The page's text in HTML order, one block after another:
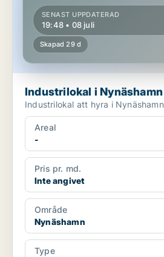
SENAST UPPDATERAD
19:48 • 08 juli
Skapad 29 d
Industrilokal i Nynäshamn
Industrilokal att hyra i Nynäshamn
Areal
-
Pris pr. md.
Inte angivet
Område
Nynäshamn
Type